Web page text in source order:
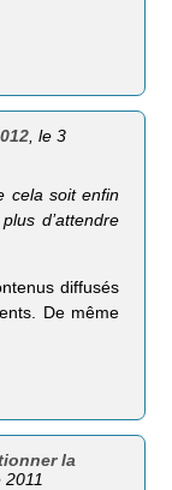
, le 3
cela soit enfin
d’attendre
diffusés
De même
la
2011